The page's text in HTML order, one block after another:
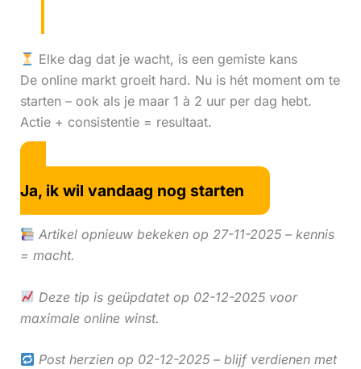
Elke dag dat je wacht, is een gemiste kans
De online markt groeit hard. Nu is hét moment om te
starten – ook als je maar 1 à 2 uur per dag hebt.
Actie + consistentie = resultaat.
Ja, ik wil vandaag nog starten
Artikel opnieuw bekeken op 27-11-2025 – kennis
= macht.
Deze tip is geüpdatet op 02-12-2025 voor
maximale online winst.
Post herzien op 02-12-2025 – blijf verdienen met